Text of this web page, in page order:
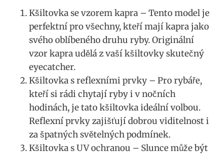
Kšiltovka se vzorem kapra – Tento ⁤model je
perfektní pro všechny, kteří mají ⁤kapra​ jako
svého oblíbeného druhu ryby. Originální
vzor kapra udělá​ z​ vaší ⁤kšiltovky⁣ skutečný
⁣eyecatcher.
Kšiltovka s ⁣reflexními prvky – ⁣Pro rybáře,
kteří si rádi⁢ chytají ryby ⁤i v nočních⁣
hodinách, je tato kšiltovka ⁤ideální volbou.
Reflexní prvky zajišťují dobrou viditelnost i
za špatných‌ světelných podmínek.
Kšiltovka s UV ⁢ochranou – Slunce může být